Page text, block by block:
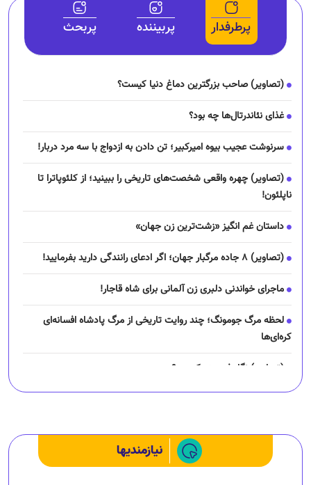
پرطرفدار پربیننده پربحث
(تصاویر) صاحب بزرگترین دماغ دنیا کیست؟
غذای نئاندرتال‌ها چه بود؟
سرنوشت عجیب بیوه امیرکبیر؛ تن دادن به ازدواج با سه مرد دربار!
(تصاویر) چهره واقعی شخصت‌های تاریخی را ببینید؛ از کلئوپاترا تا
ناپلئون!
داستان غم انگیز «زشت‌ترین زن جهان»
(تصاویر) ۸ جاده مرگبار جهان؛ اگر ادعای رانندگی دارید بفرمایید!
ماجرای خواندنی دلبری زن آلمانی برای شاه قاجار!
لحظه مرگ جومونگ؛ چند روایت تاریخی از مرگ پادشاه افسانه‌ای
کره‌ای‌ها
(تصاویر) نگار فرهمند کیست؟
نیازمندیها